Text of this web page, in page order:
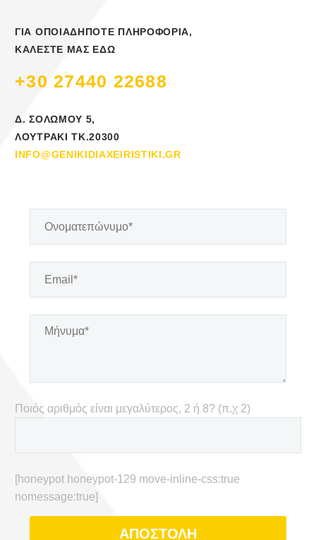
ΓΙΑ ΟΠΟΙΑΔΗΠΟΤΕ ΠΛΗΡΟΦΟΡΙΑ,
ΚΑΛΕΣΤΕ ΜΑΣ ΕΔΩ
+30 27440 22688
Δ. ΣΟΛΩΜΟΥ 5,
ΛΟΥΤΡΑΚΙ ΤΚ.20300
INFO@GENIKIDIAXEIRISTIKI.GR
Ποιός αριθμός είναι μεγαλύτερος, 2 ή 8? (π.χ 2)
[honeypot honeypot-129 move-inline-css:true
nomessage:true]